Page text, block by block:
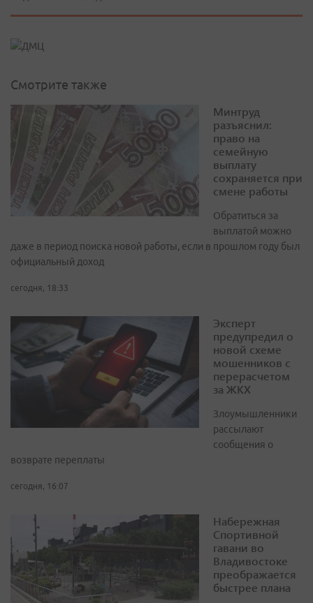
Смотрите также
Минтруд
разъяснил:
право на
семейную
выплату
сохраняется при
смене работы
Обратиться за
выплатой можно
даже в период поиска новой работы, если в прошлом году был
официальный доход
сегодня, 18:33
Эксперт
предупредил о
новой схеме
мошенников с
перерасчетом
за ЖКХ
Злоумышленники
рассылают
сообщения о
возврате переплаты
сегодня, 16:07
Набережная
Спортивной
гавани во
Владивостоке
преображается
быстрее плана